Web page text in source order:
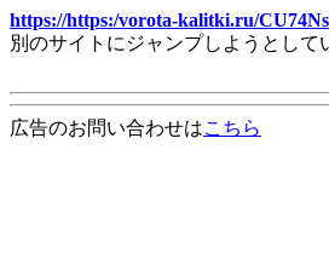
https://https:/vorota-kalitki.ru/
別のサイトにジャンプしようとし
広告のお問い合わせはこちら